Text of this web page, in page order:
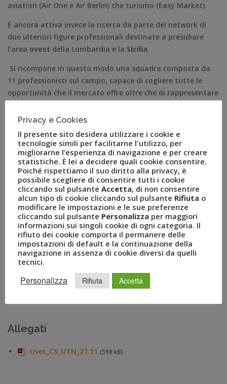
aviation (Air One e Air Berlin) che turismo (Easy Market).
È ancora attiva invece la ricerca da parte del network di
due ulteriori figure professionali destinate a presidiare
l’area ovest della Lombardia e la Sicilia.
Si ricompone in questo modo una squadra composta da
11 professionisti sul campo, capace di cogliere tutte le
opportunità che il mercato offre oltre che di rappresentare
La nuova organizzazione commerciale del network sarà
presentata, insieme ad altre importanti novità, in
occasione del BizTravel Forum che ospiterà,giovedì 29
convention del network intitolata “Brand New” alla quale
parteciperanno le Agenzie di Viaggi, i partner del network e
il top management del Gruppo Uvet.
Andrea Gilardi, Direttore Generale di Uvet Network Spa
dichiara: “Sono convinto che i nuovi professionisti
individuati rappresentino la migliore scelta per il network,
costituendo il giusto mix di esperienza tecnica, commerciale
e relazionale. Con il loro inserimento e l’osmosi con gli altri
colleghi, il beneficio sarà trasversale su un’organizzazione
che ha come primo obiettivo quello di creare una proposta
di valore per tutte le agenzie affiliate e prospect
Allegati
Uvet_CS_UTN_27.11 (598 kB)
Privacy e Cookies
Il presente sito desidera utilizzare i cookie e
tecnologie simili per facilitarne l'utilizzo, per
migliorarne l’esperienza di navigazione e per creare
statistiche. È lei a decidere quali cookie consentire.
Poiché rispettiamo il suo diritto alla privacy, è
possibile scegliere di consentire tutti i cookie
cliccando sul pulsante Accetta, di non consentire
alcun tipo di cookie cliccando sul pulsante Rifiuta o
modificare le impostazioni e le sue preferenze
cliccando sul pulsante Personalizza per maggiori
informazioni sui singoli cookie di ogni categoria. Il
rifiuto dei cookie comporta il permanere delle
impostazioni di default e la continuazione della
navigazione in assenza di cookie diversi da quelli
tecnici.
Personalizza Rifiuta Accetta